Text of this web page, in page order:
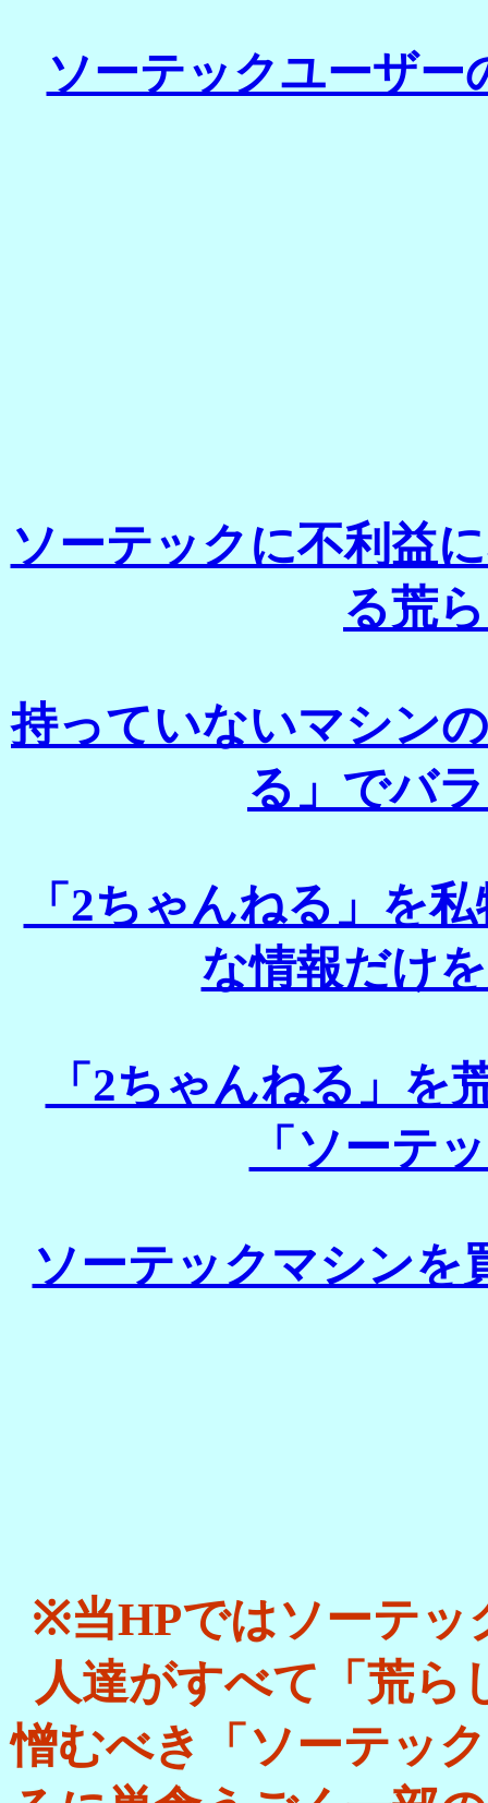
ソーテックユーザー
ソーテックに不利益
る荒
持っていないマシン
る」でバ
「2ちゃんねる」を
な情報だけ
「2ちゃんねる」を
「ソーテ
ソーテックマシンを
※当HPではソーテッ
人達がすべて「荒ら
憎むべき「ソーテッ